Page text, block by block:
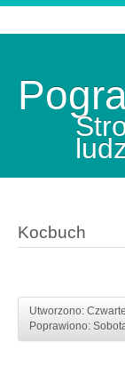
Kocbuch
Utworzono:
Poprawiono: